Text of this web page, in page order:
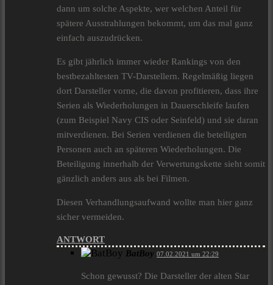
dann um solche Aspekte, wer welchen Anteil für
spätere Ausstrahlungen bekommt, um das mal ganz
einfach auszudrücken.
Es gibt jährlich immer wieder Rankings von den
bestbezahltesten TV-Darstellern. Regelmäßig liegen
dort Darsteller vorne, die davon profitieren, dass ihre
Serien als Wiederholungen in Dauerschleife laufen
(zum Beispiel Navy CIS oder Seinfeld) und sie daran
mitverdienen. Bei Serien verdienen die beteiligten
Personen auch an späteren Wiederholungen. Die
Beteiligung innerhalb der Verwertungskette sieht somit
gänzlich anders aus als bei Filmen.
Diesen Verhandlungsaufwand wollte man hier ganz
sicher vermeiden.
ANTWORT
BatBoy 07.02.2021 um 22:29
Schon gewusst? Die Darsteller der alten Star